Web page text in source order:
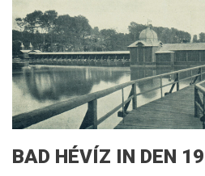
BAD HÉVÍZ IN DEN